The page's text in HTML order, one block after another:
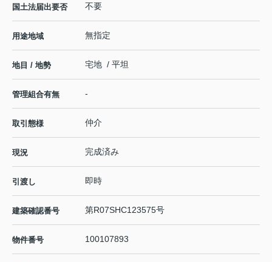
国土法届出要否 不要
用途地域 無指定
地目 / 地勢 宅地 / 平坦
管理組合有無 -
取引態様 仲介
現況 完成済み
引渡し 即時
建築確認番号 第R07SHC123575号
物件番号 100107893